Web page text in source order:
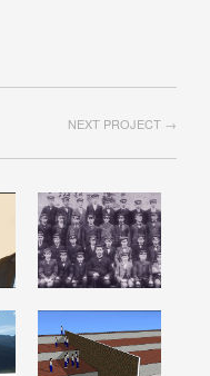
NEXT PROJECT →